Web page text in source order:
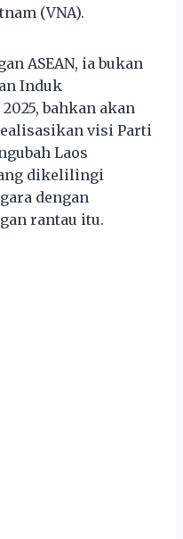
(VNA).
ASEAN, ia bukan
Induk
bahkan akan
visi Parti
Laos
dikelilingi
dengan
rantau itu.